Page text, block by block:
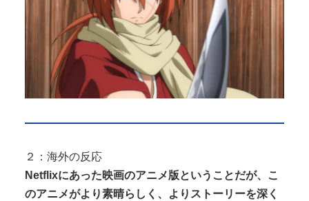
２：海外の反応
Netflixにあった映画のアニメ版ということだが、こ
のアニメがより素晴らしく、よりストーリーを深く